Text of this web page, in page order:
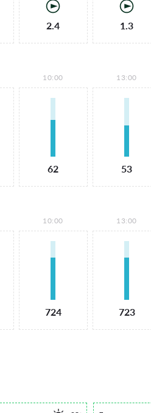
2.4 1.3
10:00
62
13:00
53
10:00
724
13:00
723